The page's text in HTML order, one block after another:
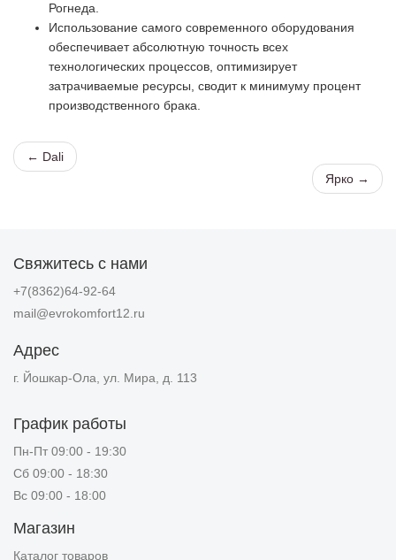
Рогнеда.
Использование самого современного оборудования
обеспечивает абсолютную точность всех
технологических процессов, оптимизирует
затрачиваемые ресурсы, сводит к минимуму процент
производственного брака.
← Dali
Ярко →
Свяжитесь с нами
+7(8362)64-92-64
mail@evrokomfort12.ru
Адрес
г. Йошкар-Ола, ул. Мира, д. 113
График работы
Пн-Пт 09:00 - 19:30
Сб 09:00 - 18:30
Вс 09:00 - 18:00
Магазин
Каталог товаров